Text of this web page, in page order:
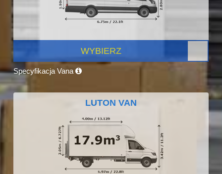
WYBIERZ
Specyfikacja Vana
LUTON VAN